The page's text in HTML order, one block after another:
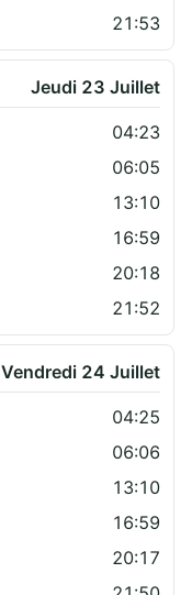
21:53
Jeudi 23 Juillet
04:23
06:05
13:10
16:59
20:18
21:52
Vendredi 24 Juillet
04:25
06:06
13:10
16:59
20:17